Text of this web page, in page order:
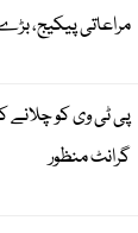
مراعاتی پیکیج،
گرانٹ منظور